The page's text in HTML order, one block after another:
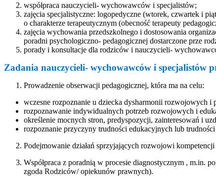
współpraca nauczycieli- wychowawców i specjalistów;
zajęcia specjalistyczne: logopedyczne (wtorek, czwartek i
o charakterze terapeutycznym (obecność terapeuty
zajęcia wychowania przedszkolnego i dostosowania
poradni psychologiczno- pedagogicznej dostarczone prze
porady i konsultacje dla rodziców i nauczycieli-
Zadania nauczycieli- wychowawców i specjalistów
Prowadzenie obserwacji pedagogicznej, która ma na celu:
wczesne rozpoznanie u dziecka dysharmonii rozwojowych i
rozpoznawanie indywidualnych potrzeb rozwojowych i
określenie mocnych stron, predyspozycji, zainteresowań i
rozpoznanie przyczyny trudności edukacyjnych lub
Podejmowanie działań sprzyjających rozwojowi
Współpraca z poradnią w procesie diagnostycznym , m.in.
zgoda Rodziców/ opiekunów prawnych).